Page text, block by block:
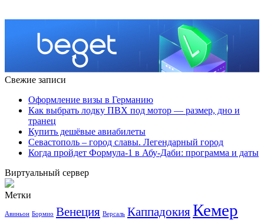
Свежие записи
Оформление визы в Германию
Как выбрать лодку ПВХ под мотор — размер, дно и
транец
Купить дешёвые авиабилеты
Севастополь – город славы. Легендарный город
Когда пройдет Формула-1 в Абу-Даби: программа и даты
Виртуальный сервер
Метки
Авиньон Бормио Венеция Версаль КаппадокияКемер